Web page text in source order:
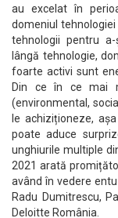
au excelat în
domeniul
tehnologii pentru
lângă tehnologie,
foarte activi sunt
Din ce în ce mai
(environmental,
le achiziționeze,
poate aduce
unghiurile multiple
2021 arată
având în vedere
Radu Dumitrescu,
Deloitte România.